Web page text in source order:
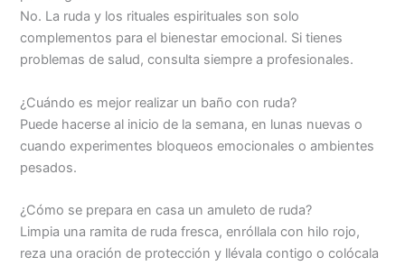
No. La ruda y los rituales espirituales son solo
complementos para el bienestar emocional. Si tienes
problemas de salud, consulta siempre a profesionales.
¿Cuándo es mejor realizar un baño con ruda?
Puede hacerse al inicio de la semana, en lunas nuevas o
cuando experimentes bloqueos emocionales o ambientes
pesados.
¿Cómo se prepara en casa un amuleto de ruda?
Limpia una ramita de ruda fresca, enróllala con hilo rojo,
reza una oración de protección y llévala contigo o colócala